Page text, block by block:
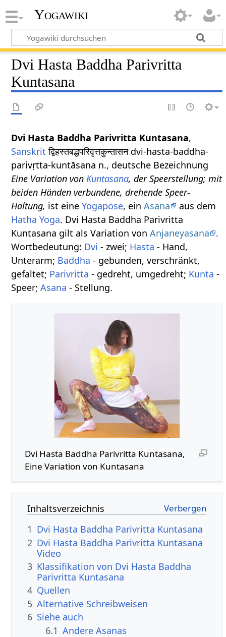
Yogawiki
Dvi Hasta Baddha Parivritta
Kuntasana
Dvi Hasta Baddha Parivritta Kuntasana,
Sanskrit द्विहस्तबद्धपरिवृत्तकुन्तासन dvi-hasta-baddha-
parivṛtta-kuntāsana n., deutsche Bezeichnung
Eine Variation vonKuntasana, der Speerstellung; mit
beiden Händen verbundene, drehende Speer-
Haltung, ist eineYogapose, einAsana
aus dem
Hatha Yoga. Dvi Hasta Baddha Parivritta
Kuntasana gilt als Variation vonAnjaneyasana
.
Wortbedeutung: Dvi - zwei; Hasta - Hand,
Unterarm; Baddha - gebunden, verschränkt,
gefaltet; Parivritta - gedreht, umgedreht; Kunta -
Speer;Asana - Stellung.
Dvi Hasta Baddha Parivritta Kuntasana,
Eine Variation von Kuntasana
Inhaltsverzeichnis
1 Dvi Hasta Baddha Parivritta Kuntasana
2 Dvi Hasta Baddha Parivritta Kuntasana
Video
3 Klassifikation von Dvi Hasta Baddha
Parivritta Kuntasana
4 Quellen
5 Alternative Schreibweisen
6 Siehe auch
6.1 Andere Asanas